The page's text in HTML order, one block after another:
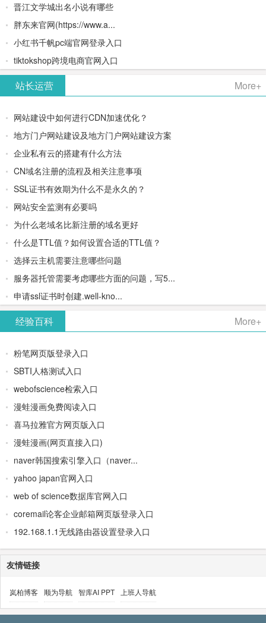
晋江文学城出名小说有哪些
胖东来官网(https://www.a...
小红书千帆pc端官网登录入口
tiktokshop跨境电商官网入口
站长运营 More+
网站建设中如何进行CDN加速优化？
地方门户网站建设及地方门户网站建设方案
企业私有云的搭建有什么方法
CN域名注册的流程及相关注意事项
SSL证书有效期为什么不是永久的？
网站安全监测有必要吗
为什么老域名比新注册的域名更好
什么是TTL值？如何设置合适的TTL值？
选择云主机需要注意哪些问题
服务器托管需要考虑哪些方面的问题，写5...
申请ssl证书时创建.well-kno...
经验百科 More+
粉笔网页版登录入口
SBTI人格测试入口
webofscience检索入口
漫蛙漫画免费阅读入口
喜马拉雅官方网页版入口
漫蛙漫画(网页直接入口)
naver韩国搜索引擎入口（naver...
yahoo japan官网入口
web of science数据库官网入口
coremail论客企业邮箱网页版登录入口
192.168.1.1无线路由器设置登录入口
友情链接
岚柏博客 顺为导航 智库AI PPT 上班人导航